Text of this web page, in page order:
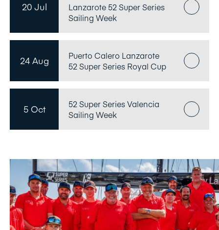
20 Jul
Lanzarote 52 Super Series
Sailing Week
24 Aug
Puerto Calero Lanzarote
52 Super Series Royal Cup
5 Oct
52 Super Series Valencia
Sailing Week